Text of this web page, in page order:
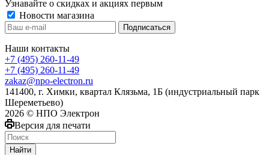
Узнавайте о скидках и акциях первым
Новости магазина
Наши контакты
+7 (495) 260-11-49
+7 (495) 260-11-49
zakaz@npo-electron.ru
141400, г. Химки, квартал Клязьма, 1Б (индустриальный парк
Шереметьево)
2026 © НПО Электрон
Версия для печати
Найти